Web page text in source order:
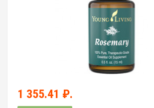
1 355.41 ₽.